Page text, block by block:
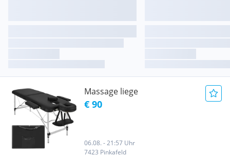
Massage liege
€ 90
06.08. - 21:57 Uhr
7423 Pinkafeld